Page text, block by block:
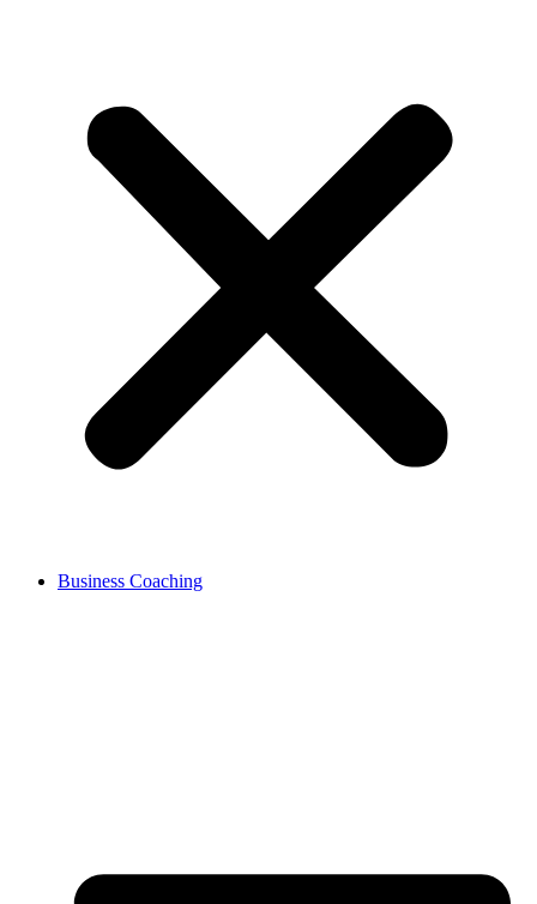
Business Coaching